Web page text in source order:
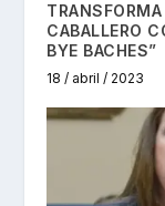
CABALLERO
BYE BACHES”
18 / abril / 2023